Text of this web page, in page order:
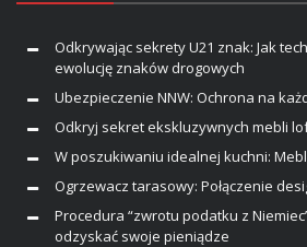
Odkrywając sekrety U21 znak: Jak
ewolucję znaków drogowych
Ubezpieczenie NNW: Ochrona na
Odkryj sekret ekskluzywnych mebli
W poszukiwaniu idealnej kuchni:
Ogrzewacz tarasowy: Połączenie
Procedura “zwrotu podatku z
odzyskać swoje pieniądze